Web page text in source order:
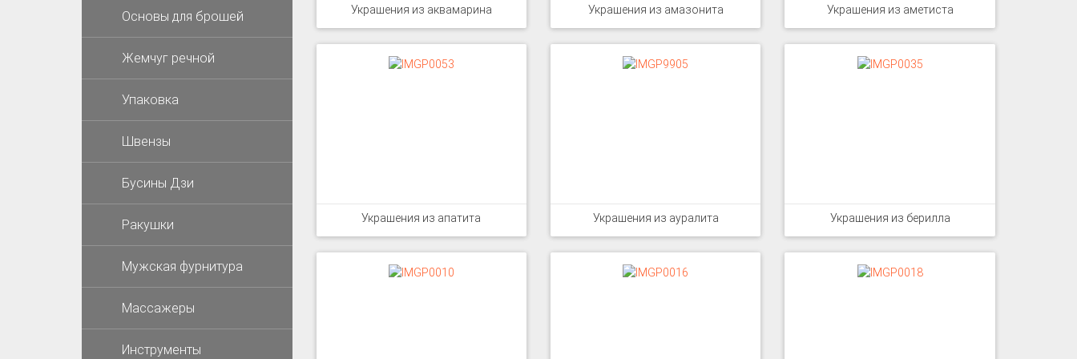
Украшения из аквамарина Украшения из амазонита Украшения из аметиста
Украшения из апатита Украшения из ауралита Украшения из берилла
Основы для брошей
Жемчуг речной
Упаковка
Швензы
Бусины Дзи
Ракушки
Мужская фурнитура
Массажеры
Инструменты